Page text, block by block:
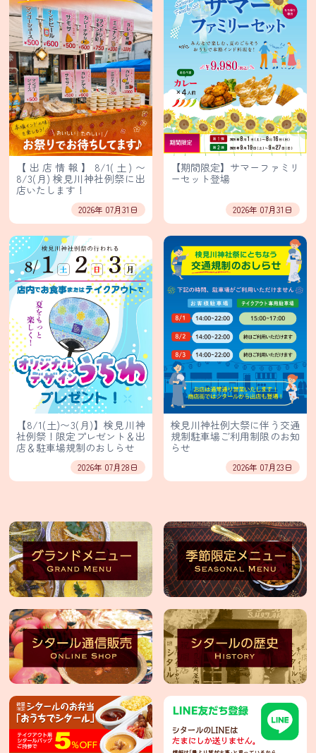
X(旧
Twitter)
有
限
会
社
シ
タ
ァ
ー
ル・
輸
用
食
材
卸
販
売
個
保
護
作
権
等
輸
入
卸
売
事
業
部
イ
ン
ス
【出店情報】8/1(土)〜
8/3(月) 検見川神社例祭に出
店いたします！
2026年 07月31日
【期間限定】サマーファミリ
ーセット登場
2026年 07月31日
【8/1(土)〜3(月)】検見川神
社例祭！限定プレゼント＆出
店＆駐車場規制のおしらせ
2026年 07月28日
検見川神社例大祭に伴う交通
規制駐車場ご利用制限のお知
らせ
2026年 07月23日